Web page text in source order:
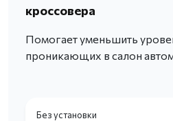
кроссовера
Помогает уменьшить
проникающих в салон
Без установки